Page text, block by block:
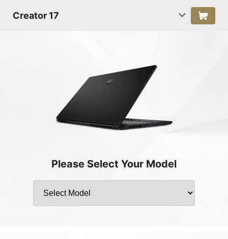
Creator 17
Please Select Your Model